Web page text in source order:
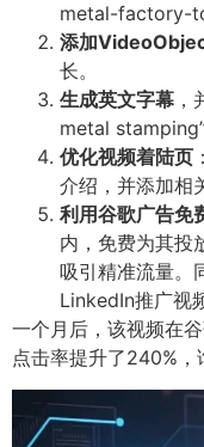
metal-factory-
添加
长。
生成英文字幕
metal
优化视频着陆页
介绍，并添加相
利用谷歌广告免
内，免费为其投
吸引精准流量。
LinkedIn推广视
一个月后，该视频在
点击率提升了240%，